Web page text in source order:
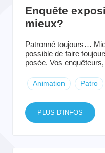
Enquête
mieux?
Patronné toujours…
possible de faire
posée. Vos
Animation Patro
PLUS D'INFOS